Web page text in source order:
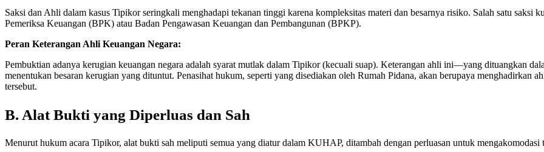
Saksi dan Ahli dalam kasus Tipikor seringkali menghadapi tekanan tinggi karena kompleksitas materi dan besarnya risiko. Salah satu saksi
Pemeriksa Keuangan (BPK) atau Badan Pengawasan Keuangan dan Pembangunan (BPKP).
Peran Keterangan Ahli Keuangan Negara:
Pembuktian adanya kerugian keuangan negara adalah syarat mutlak dalam Tipikor (kecuali suap). Keterangan ahli ini—yang dituangkan
menentukan besaran kerugian yang dituntut. Penasihat hukum, seperti yang disediakan oleh Rumah Pidana, akan berupaya menghadirkan
tersebut.
B. Alat Bukti yang Diperluas dan Sah
Menurut hukum acara Tipikor, alat bukti sah meliputi semua yang diatur dalam KUHAP, ditambah dengan perluasan untuk mengakomodasi